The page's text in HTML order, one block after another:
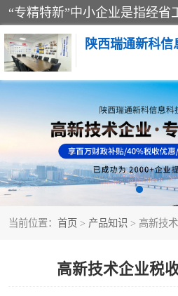
陕西瑞通新科信
当前位置： 首页 > 产品知识 > 高新技
高新技术企业税